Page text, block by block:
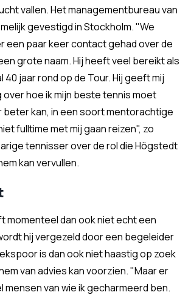
vallen. Het managementbureau van
gevestigd in Stockholm. "We
een paar keer contact gehad over de
grote naam. Hij heeft veel bereikt als
40 jaar rond op de Tour. Hij geeft mij
hoe ik mijn beste tennis moet
beter kan, in een soort mentorachtige
fulltime met mij gaan reizen", zo
tennisser over de rol die Högstedt
kan vervullen.
momenteel dan ook niet echt een
hij vergezeld door een begeleider
is dan ook niet haastig op zoek
van advies kan voorzien. "Maar er
mensen van wie ik gecharmeerd ben.